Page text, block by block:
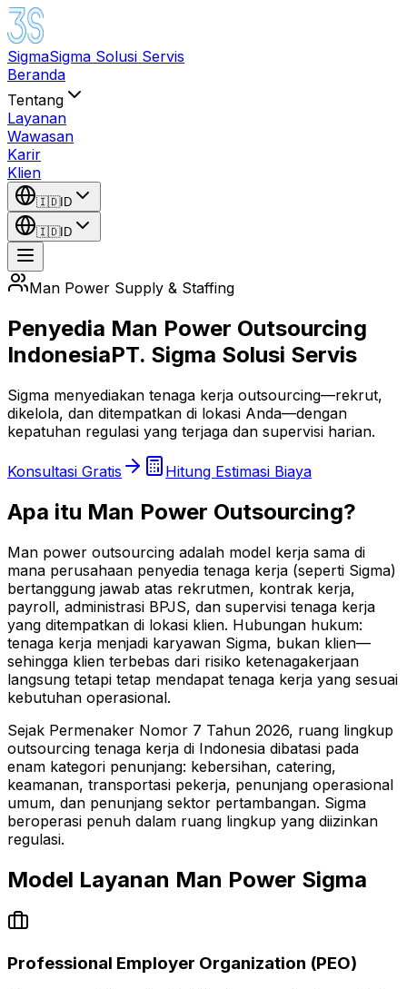
SigmaSigma Solusi Servis
Beranda
Tentang
Layanan
Wawasan
Karir
Klien
🇮🇩ID
🇮🇩ID
Man Power Supply & Staffing
Penyedia Man Power Outsourcing
IndonesiaPT. Sigma Solusi Servis
Sigma menyediakan tenaga kerja outsourcing—rekrut,
dikelola, dan ditempatkan di lokasi Anda—dengan
kepatuhan regulasi yang terjaga dan supervisi harian.
Konsultasi Gratis Hitung Estimasi Biaya
Apa itu Man Power Outsourcing?
Man power outsourcing adalah model kerja sama di
mana perusahaan penyedia tenaga kerja (seperti Sigma)
bertanggung jawab atas rekrutmen, kontrak kerja,
payroll, administrasi BPJS, dan supervisi tenaga kerja
yang ditempatkan di lokasi klien. Hubungan hukum:
tenaga kerja menjadi karyawan Sigma, bukan klien—
sehingga klien terbebas dari risiko ketenagakerjaan
langsung tetapi tetap mendapat tenaga kerja yang sesuai
kebutuhan operasional.
Sejak Permenaker Nomor 7 Tahun 2026, ruang lingkup
outsourcing tenaga kerja di Indonesia dibatasi pada
enam kategori penunjang: kebersihan, catering,
keamanan, transportasi pekerja, penunjang operasional
umum, dan penunjang sektor pertambangan. Sigma
beroperasi penuh dalam ruang lingkup yang diizinkan
regulasi.
Model Layanan Man Power Sigma
Professional Employer Organization (PEO)